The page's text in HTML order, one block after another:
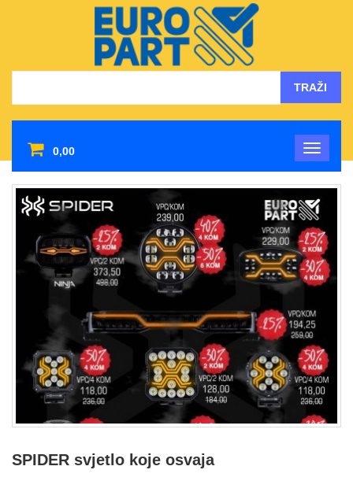
TRAŽI
0,00
SPIDER svjetlo koje osvaja